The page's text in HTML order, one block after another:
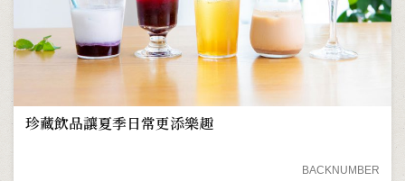
珍藏飲品讓夏季日常更添樂趣
BACKNUMBER